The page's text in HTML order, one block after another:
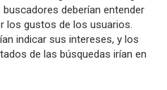
buscadores deberían entender
los gustos de los usuarios.
indicar sus intereses, y los
de las búsquedas irían en